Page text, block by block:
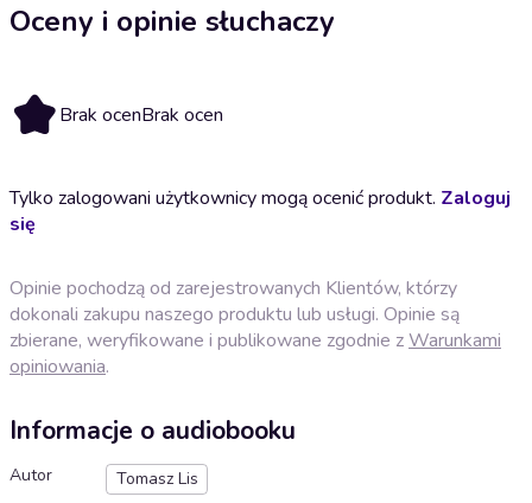
Oceny i opinie słuchaczy
Brak ocenBrak ocen
Tylko zalogowani użytkownicy mogą ocenić produkt. Zaloguj
się
Opinie pochodzą od zarejestrowanych Klientów, którzy
dokonali zakupu naszego produktu lub usługi. Opinie są
zbierane, weryfikowane i publikowane zgodnie zWarunkami
opiniowania.
Informacje o audiobooku
Autor
Tomasz Lis